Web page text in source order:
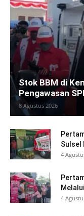
Stok BBM di
Pengawasan
8 Agustus 2026
Sulsel
4
4